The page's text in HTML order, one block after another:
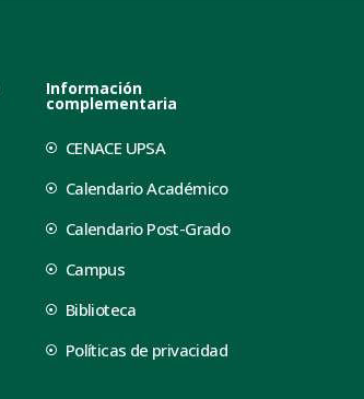
Información
complementaria
CENACE UPSA
Calendario Académico
Calendario Post-Grado
Campus
Biblioteca
Políticas de privacidad